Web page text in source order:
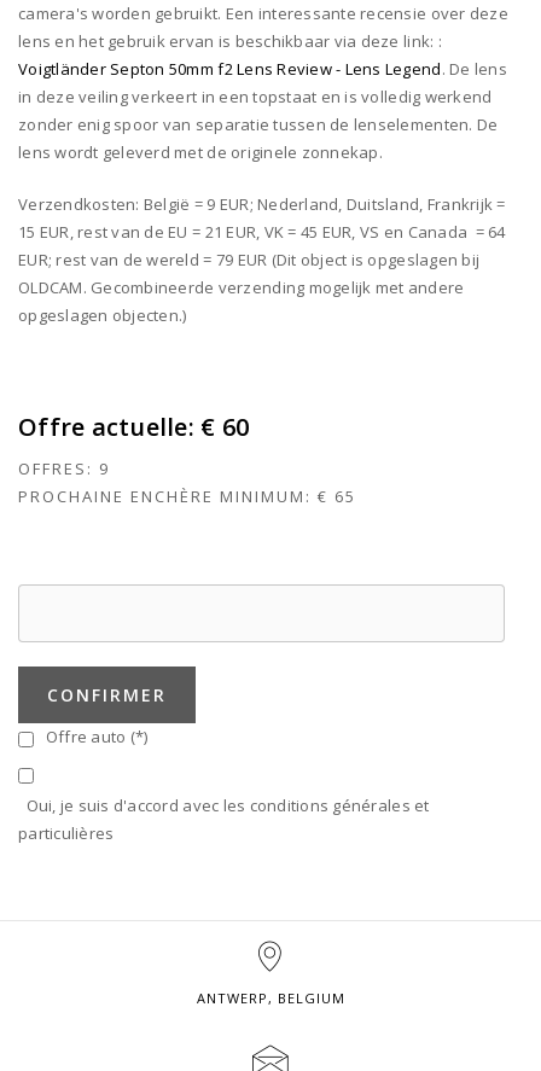
camera's worden gebruikt. Een interessante recensie over deze
lens en het gebruik ervan is beschikbaar via deze link: :
Voigtländer Septon 50mm f2 Lens Review - Lens Legend. De lens
in deze veiling verkeert in een topstaat en is volledig werkend
zonder enig spoor van separatie tussen de lenselementen. De
lens wordt geleverd met de originele zonnekap.
Verzendkosten: België = 9 EUR; Nederland, Duitsland, Frankrijk =
15 EUR, rest van de EU = 21 EUR, VK = 45 EUR, VS en Canada = 64
EUR; rest van de wereld = 79 EUR (Dit object is opgeslagen bij
OLDCAM. Gecombineerde verzending mogelijk met andere
opgeslagen objecten.)
Offre actuelle: € 60
OFFRES: 9
PROCHAINE ENCHÈRE MINIMUM: € 65
CONFIRMER
Offre auto (*)
Oui, je suis d'accord avec les conditions générales et
particulières
ANTWERP, BELGIUM